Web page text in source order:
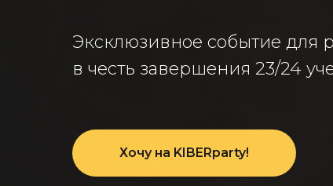
Эксклюзивное событие для
в честь завершения 23/24
Хочу на KIBERparty!